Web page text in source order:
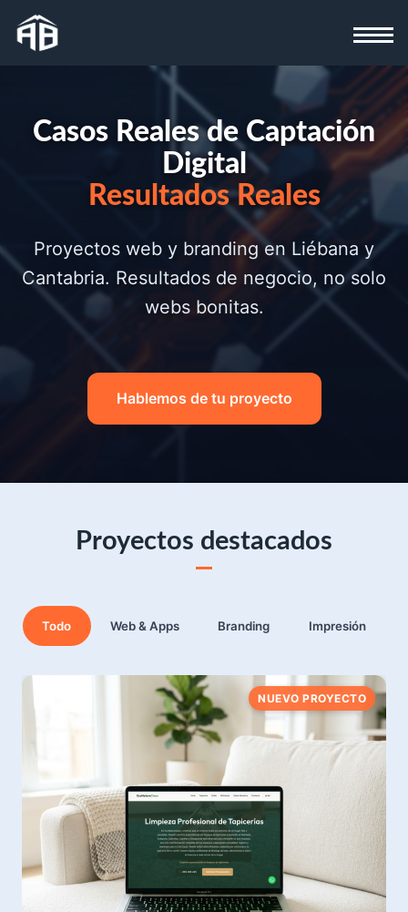
Casos Reales de Captación
Digital
Resultados Reales
Proyectos web y branding en Liébana y
Cantabria. Resultados de negocio, no solo
webs bonitas.
Hablemos de tu proyecto
Proyectos destacados
Todo Web & Apps Branding Impresión
NUEVO PROYECTO
¡Hola! Soy Alejandro. 👋 ¿Qué necesitas?
Selecciona uno de los temas o escríbeme tu
duda: